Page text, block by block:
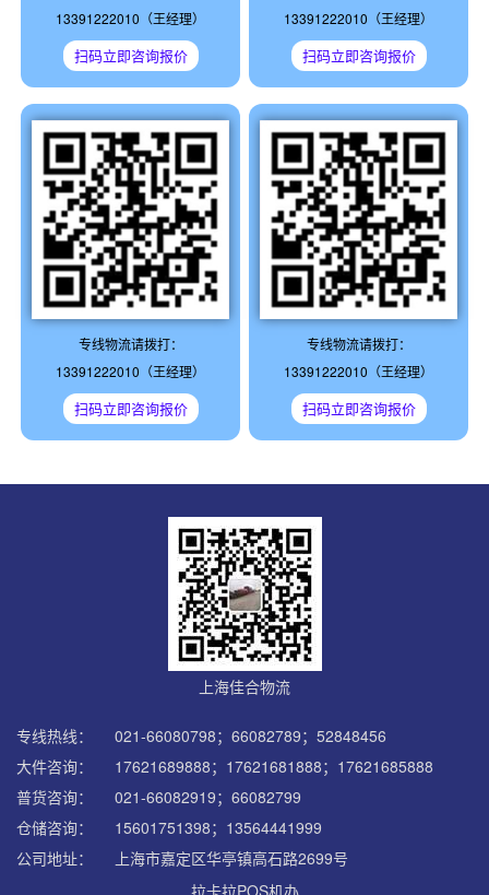
13391222010（王经理）
扫码立即咨询报价
13391222010（王经理）
扫码立即咨询报价
专线物流请拨打：
13391222010（王经理）
扫码立即咨询报价
专线物流请拨打：
13391222010（王经理）
扫码立即咨询报价
上海佳合物流
专线热线：
021-66080798；66082789；52848456
大件咨询：
17621689888；17621681888；17621685888
普货咨询：
021-66082919；66082799
仓储咨询：
15601751398；13564441999
公司地址：
上海市嘉定区华亭镇高石路2699号